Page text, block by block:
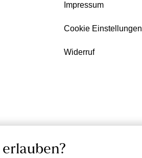
Impressum
Cookie Einstellungen
Widerruf